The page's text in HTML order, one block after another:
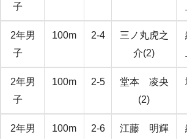
子
2年男
子
100m 2-4
三ノ丸虎之
介(2)
2年男
子
100m 2-5
堂本 凌央
(2)
2年男
100m 2-6
江藤 明輝